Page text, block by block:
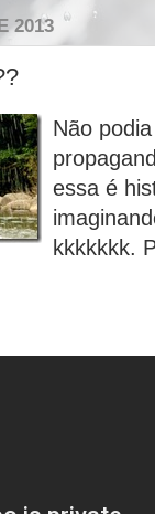
2013
Não
essa é
kkkkkkk.